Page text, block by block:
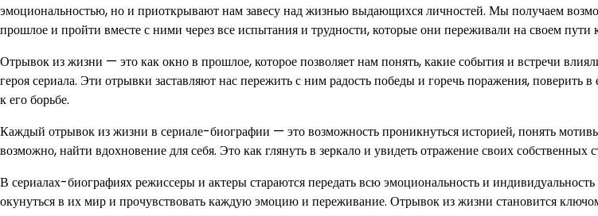
эмоциональностью, но и приоткрывают нам завесу над жизнью выдающихся личностей. Мы получаем
прошлое и пройти вместе с ними через все испытания и трудности, которые они переживали на своем пути
Отрывок из жизни — это как окно в прошлое, которое позволяет нам понять, какие события и встречи
героя сериала. Эти отрывки заставляют нас пережить с ним радость победы и горечь поражения, поверить
к его борьбе.
Каждый отрывок из жизни в сериале-биографии — это возможность проникнуться историей, понять
возможно, найти вдохновение для себя. Это как глянуть в зеркало и увидеть отражение своих собственных
В сериалах-биографиях режиссеры и актеры стараются передать всю эмоциональность и
окунуться в их мир и прочувствовать каждую эмоцию и переживание. Отрывок из жизни становится